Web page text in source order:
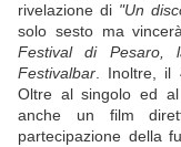
rivelazione di "Un
solo sesto ma
Festival di Pesaro,
Festivalbar . Inoltre,
Oltre al singolo ed
anche un film
partecipazione della